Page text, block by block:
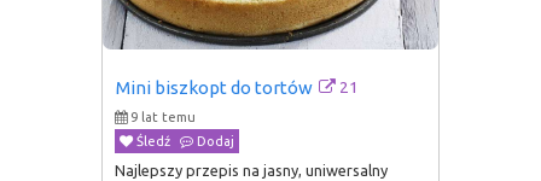
Mini biszkopt do tortów 21
9 lat temu
Śledź
Dodaj
Najlepszy przepis na jasny, uniwersalny